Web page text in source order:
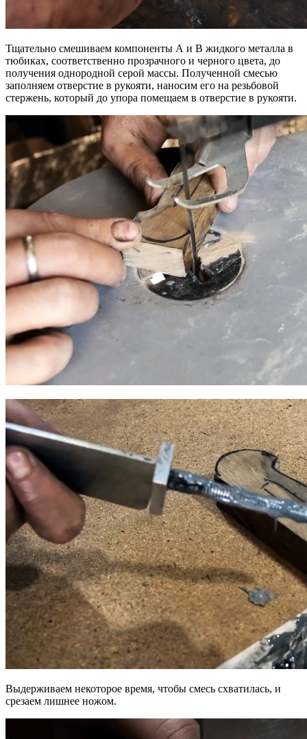
Тщательно смешиваем компоненты А и В жидкого металла в
тюбиках, соответственно прозрачного и черного цвета, до
получения однородной серой массы. Полученной смесью
заполняем отверстие в рукояти, наносим его на резьбовой
стержень, который до упора помещаем в отверстие в рукояти.
Выдерживаем некоторое время, чтобы смесь схватилась, и
срезаем лишнее ножом.